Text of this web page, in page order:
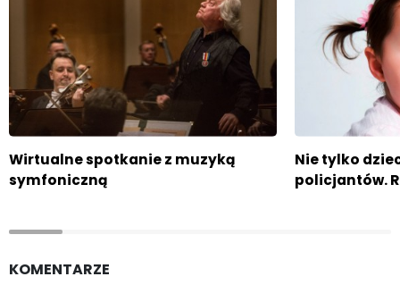
Wirtualne spotkanie z muzyką
symfoniczną
Nie tylko
policjantów.
KOMENTARZE